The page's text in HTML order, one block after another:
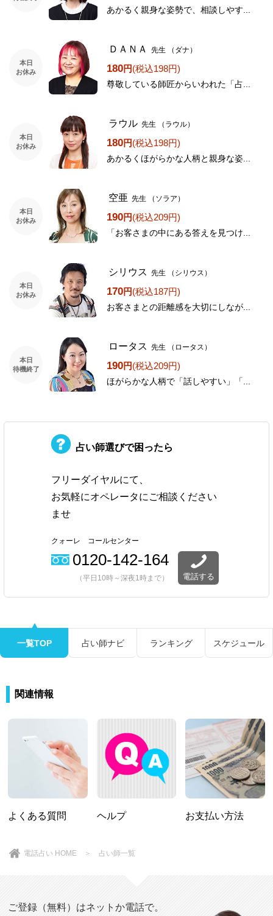
あかるく親身な姿勢で、相談しやす...
本日
お休み
ＤＡＮＡ 先生 （ダナ）
180円(税込198円)
尊敬している師匠からいわれた「占...
本日
お休み
ラウル 先生 （ラウル）
180円(税込198円)
あかるくほがらかな人柄と親身な姿...
本日
お休み
空亜 先生 （ソラア）
190円(税込209円)
「お客さまの中にある答えを見つけ...
本日
お休み
シリウス 先生 （シリウス）
170円(税込187円)
お客さまとの距離感を大切にしなが...
本日
待機終了
ロータス 先生 （ロータス）
190円(税込209円)
ほがらかな人柄で「話しやすい」「...
占い師選びで困ったら
フリーダイヤルにて、
お気軽にオペレータにご相談ください
ませ
クォーレ コールセンター
0120-142-164
（平日10時～深夜1時まで） 電話する
一覧TOP 占い師ナビ ランキング スケジュール
関連情報
よくある質問 ヘルプ お支払い方法
電話占い HOME ＞ 占い師一覧
ご登録（無料）はネットか電話で。